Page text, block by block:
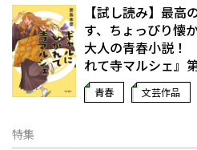
【試し読み】最高
す、ちょっぴり懐
大人の青春小説！
れて寺マルシェ』
青春 文芸作品
特集